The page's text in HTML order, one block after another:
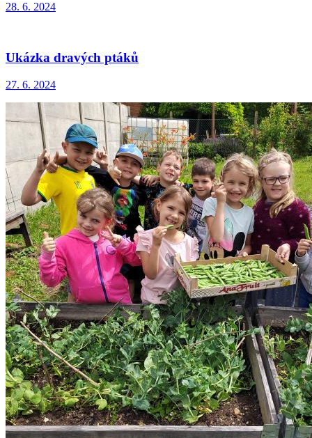
28. 6. 2024
Ukázka dravých ptáků
27. 6. 2024